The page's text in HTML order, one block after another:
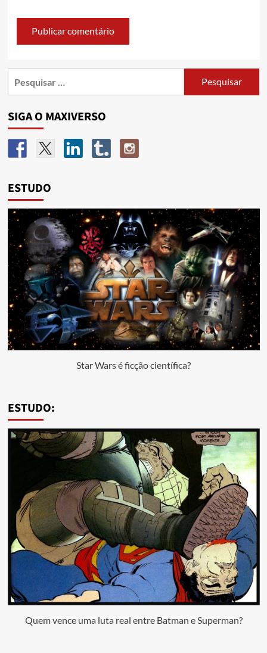
SIGA O MAXIVERSO
ESTUDO
Star Wars é ficção científica?
ESTUDO:
Quem vence uma luta real entre Batman e Superman?